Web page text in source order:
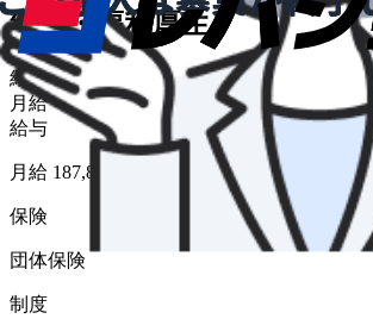
給与・福利厚生
給与形態
月給
給与
月給 187,832円〜203,370円
保険
団体保険
制度